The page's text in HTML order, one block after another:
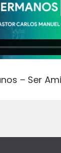
– Ser